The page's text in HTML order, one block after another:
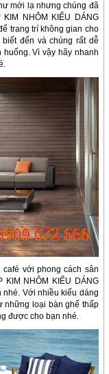
mới lạ nhưng chúng đã
NHÔM KIỂU DÁNG
trang trí không gian cho
đến và chúng rất dễ
Vì vậy hãy nhanh
café với phong cách sân
NHÔM KIỂU DÁNG
nhé. Với nhiều kiểu dáng
những loại bàn ghế thấp
được cho bạn nhé.